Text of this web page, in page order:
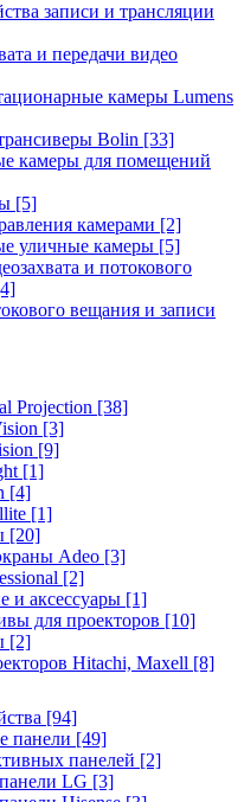
записи и трансляции
и передачи видео
камеры Lumens
Bolin [33]
камеры для помещений
[5]
камерами [2]
уличные камеры [5]
и потокового
вещания и записи
Projection [38]
[3]
[9]
[1]
[4]
[1]
[20]
Adeo [3]
[2]
и аксессуары [1]
для проекторов [10]
[2]
Hitachi, Maxell [8]
[94]
панели [49]
панелей [2]
LG [3]